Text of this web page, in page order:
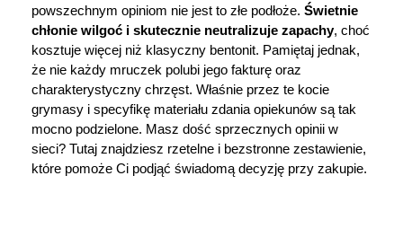
Kosmetyki
Mężczyzna
Zdrowy styl życia
Zabawki
powszechnym opiniom nie jest to złe podłoże. Świetnie
chłonie wilgoć i skutecznie neutralizuje zapachy, choć
kosztuje więcej niż klasyczny bentonit. Pamiętaj jednak,
że nie każdy mruczek polubi jego fakturę oraz
charakterystyczny chrzęst. Właśnie przez te kocie
grymasy i specyfikę materiału zdania opiekunów są tak
mocno podzielone. Masz dość sprzecznych opinii w
sieci? Tutaj znajdziesz rzetelne i bezstronne zestawienie,
które pomoże Ci podjąć świadomą decyzję przy zakupie.